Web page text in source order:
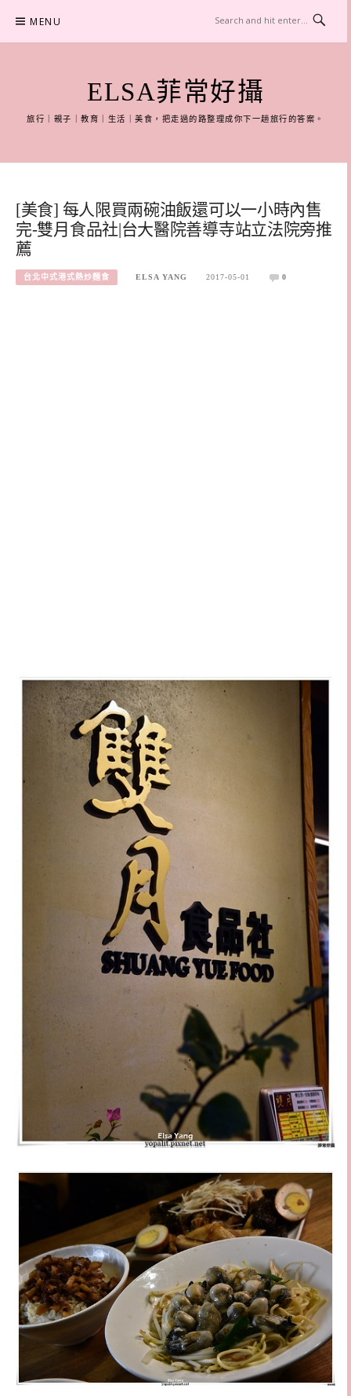
content
MENU
ELSA菲常好攝
旅行｜親子｜教育｜生活｜美食，把走過的路整理成你下一趟旅行的答案。
[美食] 每人限買兩碗油飯還可以一小時內售
完-雙月食品社|台大醫院善導寺站立法院旁推
薦
台北中式港式熱炒麵食 ELSA YANG 2017-05-01 0